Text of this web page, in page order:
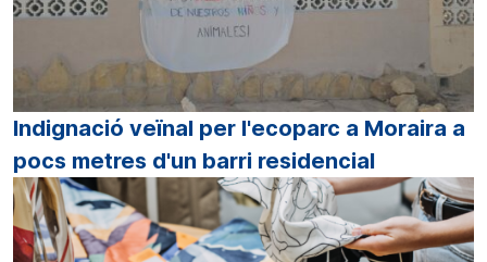
Indignació veïnal per l'ecoparc a Moraira a
pocs metres d'un barri residencial